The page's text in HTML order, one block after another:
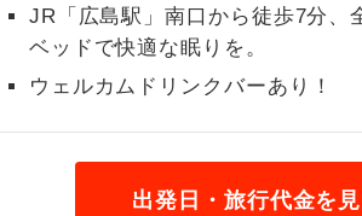
JR「広島駅」南口から徒歩7分、
ベッドで快適な眠りを。
ウェルカムドリンクバーあり！
出発日・旅行代金を
トラベルイヤ
ホン
周りの音を気にせず
をじっくり聞くこと
1名様催行
1名様から出発可能
2名様から出発可能
す。